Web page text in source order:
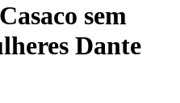
Casaco sem
Dante